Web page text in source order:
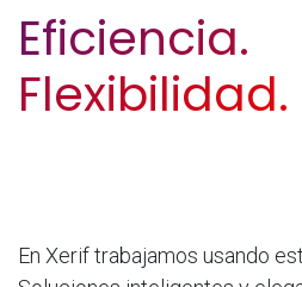
Eficiencia.
Flexibilidad.
En Xerif trabajamos usando